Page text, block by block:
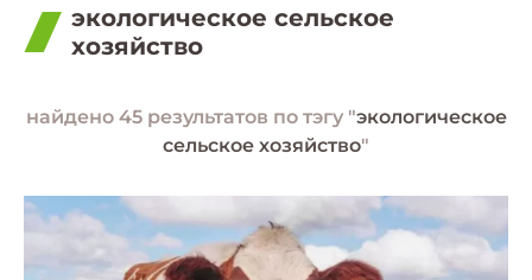
экологическое сельское
хозяйство
найдено 45 результатов по тэгу "экологическое
сельское хозяйство"